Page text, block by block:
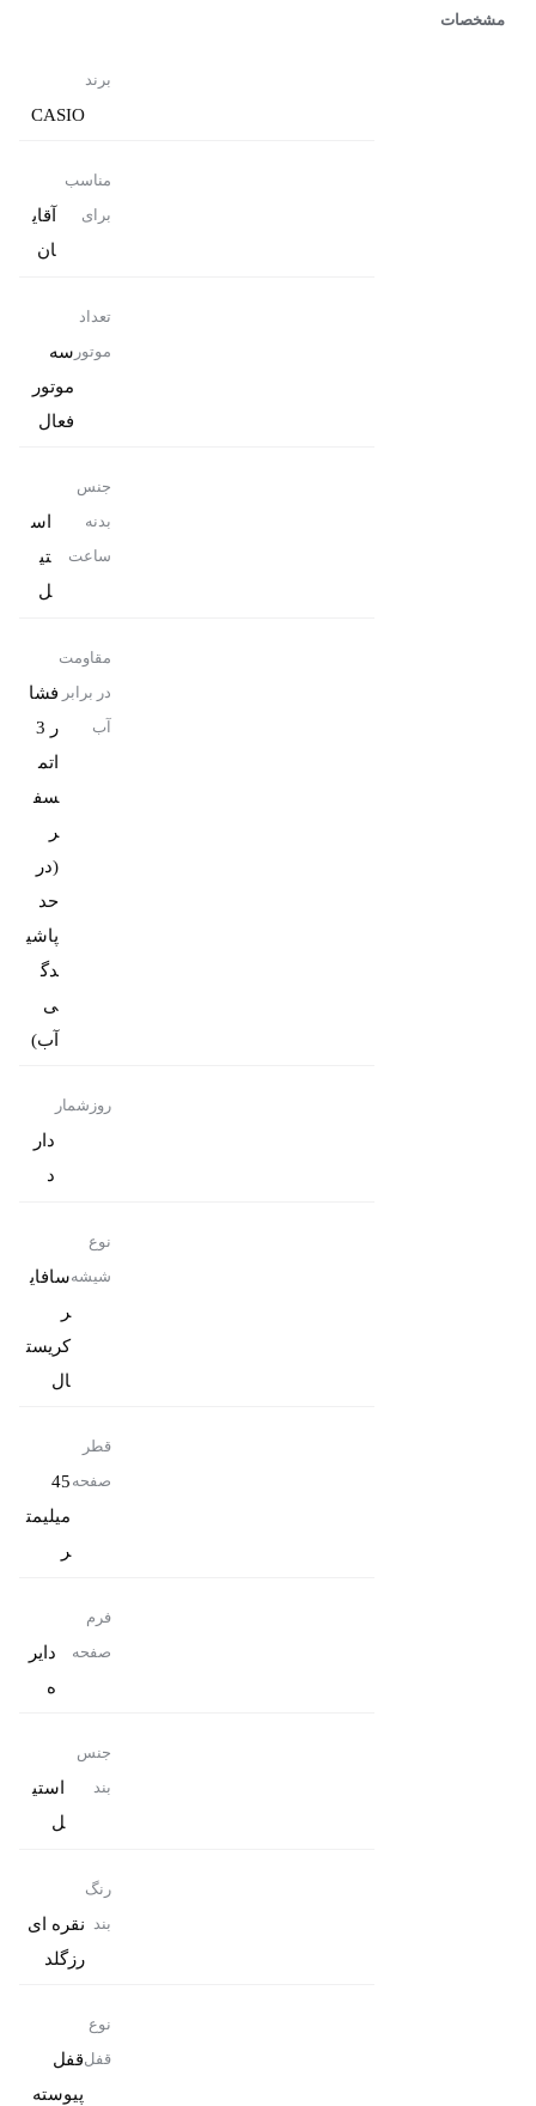
مشخصات
برند
CASIO
مناسب
برای
آقای
ان
تعداد
موتور سه
موتور
فعال
جنس
بدنه
ساعت
اس
تی
ل
مقاومت
در برابر
آب
فشا
ر 3
اتم
سف
ر
(در
حد
پاشی
دگ
ی
آب)
روزشمار
دار
د
نوع
شیشهسافای
ر
کریست
ال
قطر
صفحه 45
میلیمت
ر
فرم
صفحه
دایر
ه
جنس
بند
استی
ل
رنگ
بند
نقره ای
رزگلد
نوع
قفلقفل
پیوسته